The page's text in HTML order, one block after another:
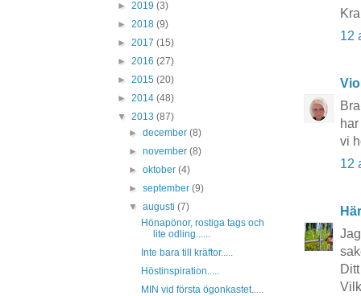
12
vi
12
► 2019 (3)
► 2018 (9)
► 2017 (15)
► 2016 (27)
► 2015 (20)
► 2014 (48)
▼ 2013 (87)
►december(8)
►november(8)
►oktober(4)
►september(9)
▼augusti(7)
Hönapönor, rostiga tags och
lite odling......
Inte bara till kräftor.....
Höstinspiration.....
MIN vid första ögonkastet.....